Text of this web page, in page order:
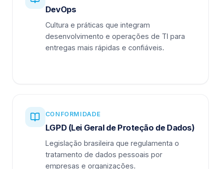
DevOps
Cultura e práticas que integram
desenvolvimento e operações de TI para
entregas mais rápidas e confiáveis.
CONFORMIDADE
LGPD (Lei Geral de Proteção de Dados)
Legislação brasileira que regulamenta o
tratamento de dados pessoais por
empresas e organizações.